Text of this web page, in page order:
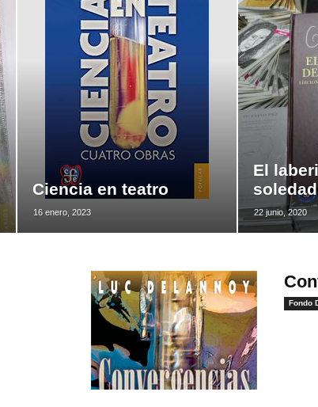
Ciencia en teatro
16 enero, 2023
El
soledad
22 junio, 2020
Fondo